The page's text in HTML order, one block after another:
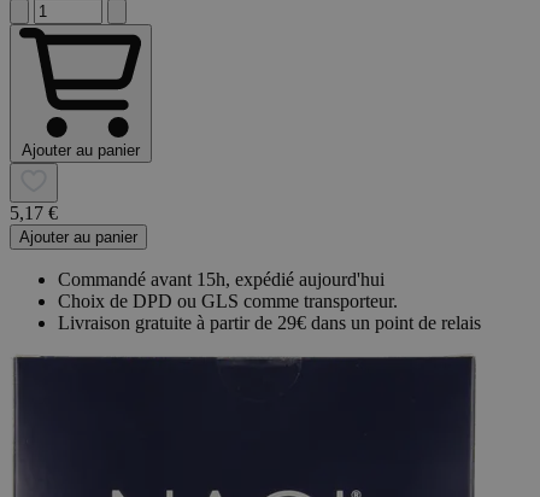
Ajouter au panier
5,17 €
Ajouter au panier
Commandé avant 15h, expédié aujourd'hui
Choix de DPD ou GLS comme transporteur.
Livraison gratuite à partir de 29€ dans un point de relais